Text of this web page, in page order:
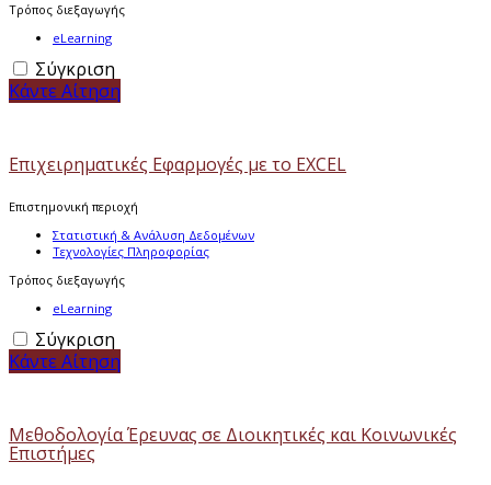
Τρόπος διεξαγωγής
eLearning
Σύγκριση
Κάντε Αίτηση
Επιχειρηματικές Εφαρμογές με το EXCEL
Επιστημονική περιοχή
Στατιστική & Ανάλυση Δεδομένων
Τεχνολογίες Πληροφορίας
Τρόπος διεξαγωγής
eLearning
Σύγκριση
Κάντε Αίτηση
Μεθοδολογία Έρευνας σε Διοικητικές και Κοινωνικές
Επιστήμες